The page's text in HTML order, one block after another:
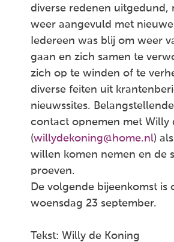
diverse redenen uitgedund,
weer aangevuld met
Iedereen was blij om weer
gaan en zich samen te
zich op te winden of te
diverse feiten uit
nieuwssites.
contact opnemen met Willy
(willydekoning@home.nl)
willen komen nemen en de
proeven.
De volgende bijeenkomst is
woensdag 23 september.
Tekst: Willy de Koning